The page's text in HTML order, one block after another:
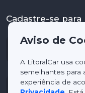
Cadastre-se
Aviso de
A LitoralCar usa
semelhantes para
experiência de